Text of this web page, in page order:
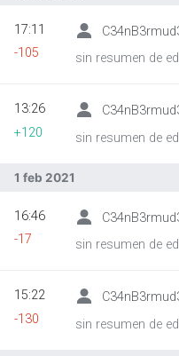
sin resumen de
17:11
-105
sin resumen de
13:26
+120
1 feb 2021
sin resumen de
16:46
-17
sin resumen de
15:22
-130